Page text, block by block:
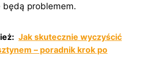
będą problemem.
Jak skutecznie wyczyścić
– poradnik krok po